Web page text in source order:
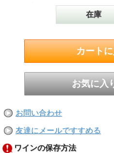
在庫
お問い合わせ
友達にメールですすめる
ワインの保存方法